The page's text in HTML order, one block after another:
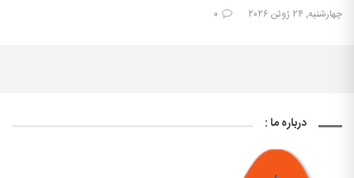
چهارشنبه, ۲۴ ژوئن ۲۰۲۶ ۰
درباره ما :